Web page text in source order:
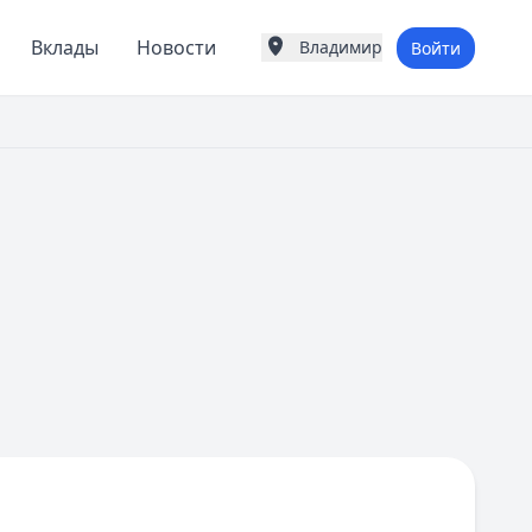
Вклады Новости
Города России
Владимир Войти